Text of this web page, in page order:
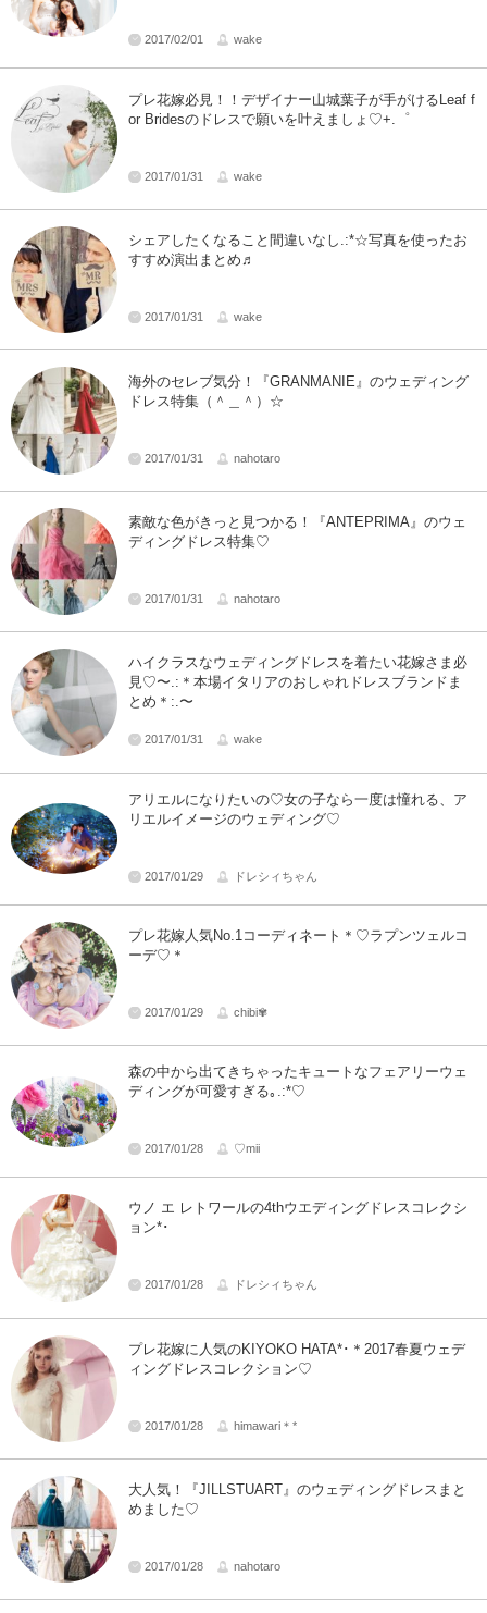
2017/02/01 wake
プレ花嫁必見！！デザイナー山城葉子が手がけるLeaf f
or Bridesのドレスで願いを叶えましょ♡+.゜
2017/01/31 wake
シェアしたくなること間違いなし.:*☆写真を使ったお
すすめ演出まとめ♬
2017/01/31 wake
海外のセレブ気分！『GRANMANIE』のウェディング
ドレス特集（＾＿＾）☆
2017/01/31 nahotaro
素敵な色がきっと見つかる！『ANTEPRIMA』のウェ
ディングドレス特集♡
2017/01/31 nahotaro
ハイクラスなウェディングドレスを着たい花嫁さま必
見♡〜.:＊本場イタリアのおしゃれドレスブランドま
とめ＊:.〜
2017/01/31 wake
アリエルになりたいの♡女の子なら一度は憧れる、ア
リエルイメージのウェディング♡
2017/01/29 ドレシィちゃん
プレ花嫁人気No.1コーディネート＊♡ラプンツェルコ
ーデ♡＊
2017/01/29 chibi✾
森の中から出てきちゃったキュートなフェアリーウェ
ディングが可愛すぎる｡.:*♡
2017/01/28 ♡mii
ウノ エ レトワールの4thウエディングドレスコレクシ
ョン*･
2017/01/28 ドレシィちゃん
プレ花嫁に人気のKIYOKO HATA*･＊2017春夏ウェデ
ィングドレスコレクション♡
2017/01/28 himawari＊*
大人気！『JILLSTUART』のウェディングドレスまと
めました♡
2017/01/28 nahotaro